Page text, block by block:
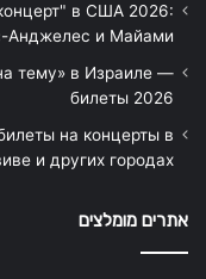
в США 2026:
Анджелес и Майами
тему» в Израиле —
билеты 2026
на концерты в
и других городах
אתרים מומלצים